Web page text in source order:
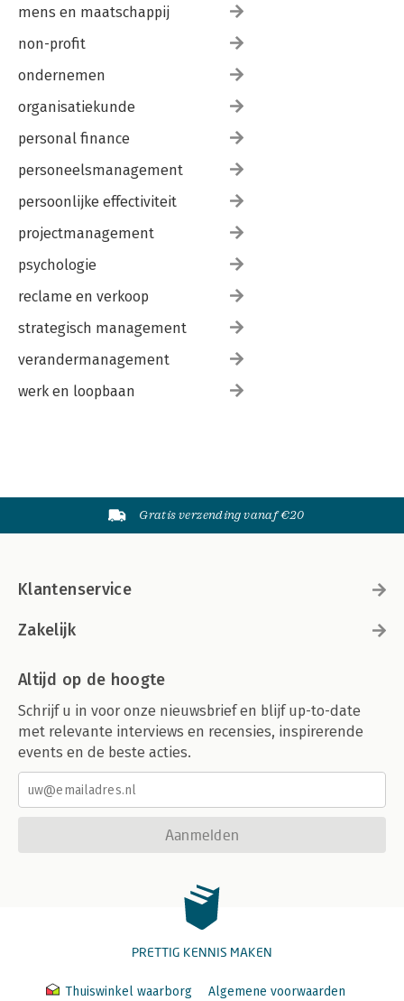
mens en maatschappij
non-profit
ondernemen
organisatiekunde
personal finance
personeelsmanagement
persoonlijke effectiviteit
projectmanagement
psychologie
reclame en verkoop
strategisch management
verandermanagement
werk en loopbaan
Gratis verzending vanaf €20
Klantenservice
Zakelijk
Altijd op de hoogte
Schrijf u in voor onze nieuwsbrief en blijf up-to-date
met relevante interviews en recensies, inspirerende
events en de beste acties.
Aanmelden
PRETTIG KENNIS MAKEN
Thuiswinkel waarborg Algemene voorwaarden